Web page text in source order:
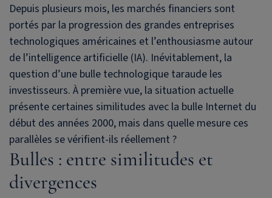
Depuis plusieurs mois, les marchés financiers sont
portés par la progression des grandes entreprises
technologiques américaines et l’enthousiasme autour
de l’intelligence artificielle (IA). Inévitablement, la
question d’une bulle technologique taraude les
investisseurs. À première vue, la situation actuelle
présente certaines similitudes avec la bulle Internet du
début des années 2000, mais dans quelle mesure ces
parallèles se vérifient-ils réellement ?
Bulles : entre similitudes et
divergences